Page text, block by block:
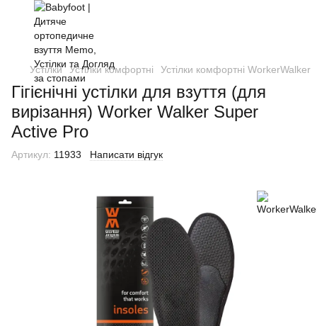
Устілки Устілки комфортні Устілки комфортні WorkerWalker
Гігієнічні устілки для взуття (для
вирізання) Worker Walker Super
Active Pro
Артикул: 11933 Написати відгук